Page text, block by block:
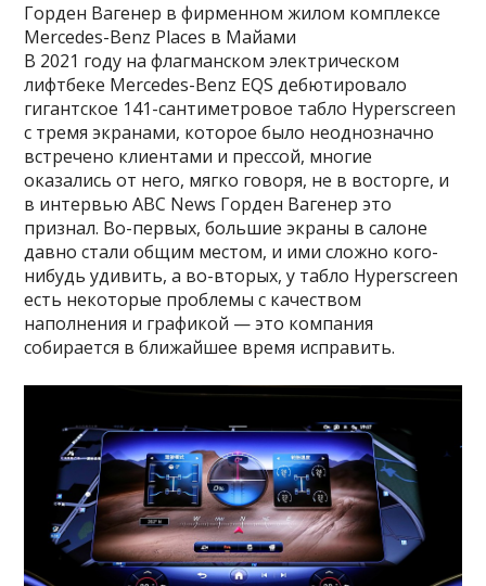
Горден Вагенер в фирменном жилом комплексе
Mercedes-Benz Places в Майами
В 2021 году на флагманском электрическом
лифтбеке Mercedes-Benz EQS дебютировало
гигантское 141-сантиметровое табло Hyperscreen
с тремя экранами, которое было неоднозначно
встречено клиентами и прессой, многие
оказались от него, мягко говоря, не в восторге, и
в интервью ABC News Горден Вагенер это
признал. Во-первых, большие экраны в салоне
давно стали общим местом, и ими сложно кого-
нибудь удивить, а во-вторых, у табло Hyperscreen
есть некоторые проблемы с качеством
наполнения и графикой — это компания
собирается в ближайшее время исправить.